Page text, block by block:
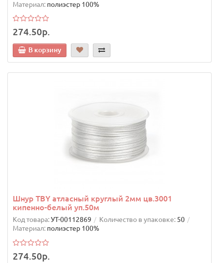
Материал: полиэстер 100%
274.50р.
В корзину
Шнур TBY атласный круглый 2мм цв.3001
кипенно-белый уп.50м
Код товара:УТ-00112869 Количество в упаковке: 50
Материал: полиэстер 100%
274.50р.